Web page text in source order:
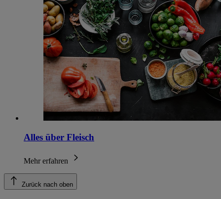
Alles über Fleisch
Mehr erfahren
Zurück nach oben